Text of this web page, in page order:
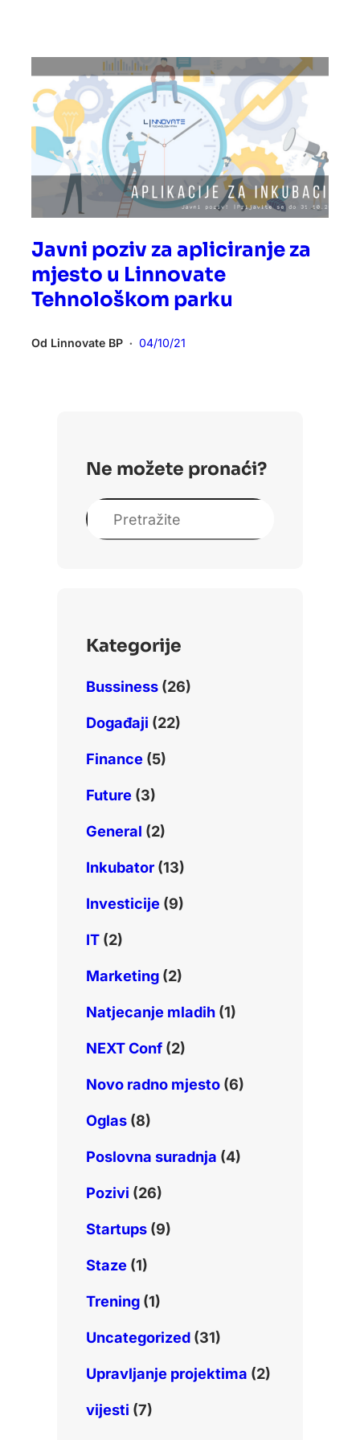
Javni poziv za apliciranje za
mjesto u Linnovate
Tehnološkom parku
Od Linnovate BP • 04/10/21
Ne možete pronaći?
S
e
Kategorije
Bussiness(26)
Događaji (22)
Finance(5)
Future(3)
General (2)
Inkubator(13)
Investicije(9)
IT(2)
Marketing(2)
Natjecanje mladih(1)
NEXT Conf(2)
Novo radno mjesto(6)
Oglas(8)
Poslovna suradnja (4)
Pozivi (26)
Startups(9)
Staze(1)
Trening(1)
Uncategorized(31)
Upravljanje projektima (2)
vijesti (7)